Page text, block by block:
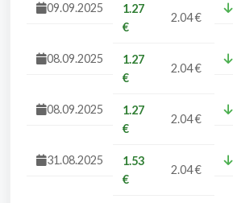
09.09.2025
1.27
€
2.04 €
08.09.2025
1.27
€
2.04 €
08.09.2025
1.27
€
2.04 €
31.08.2025
1.53
€
2.04 €